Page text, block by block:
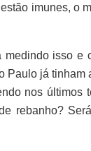
imunes, o
isso e
já tinham
nos últimos
rebanho?